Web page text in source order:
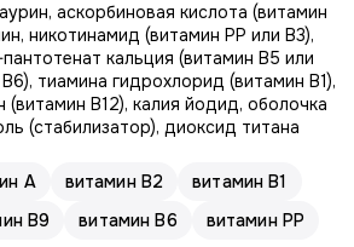
аскорбиновая кислота (витамин
никотинамид (витамин РР или В3),
кальция (витамин В5 или
тиамина гидрохлорид (витамин В1),
В12), калия йодид, оболочка
(стабилизатор), диоксид титана
А витамин В2
витамин В1
В9 витамин В6
витамин PP